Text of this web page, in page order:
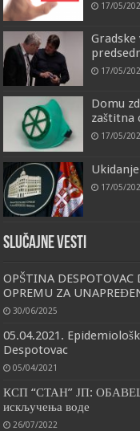
17/05/
17/05/
Domu
zaštitna
17/05/
17/05/
Slučajne vesti
OPŠTINA DESPOTOVAC
OPREMU ZA
30/06/2025
05.04.2021.
Despotovac
05/04/2021
КСП “СТАН” ЈП:
искључења воде
26/07/2022